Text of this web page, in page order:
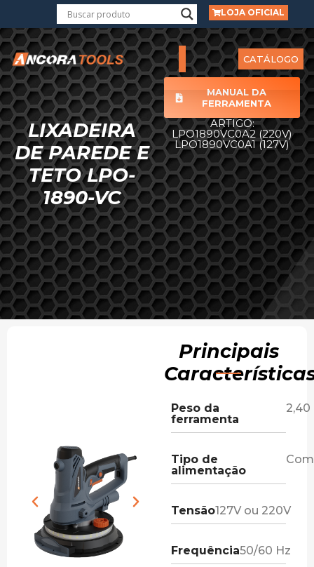
LOJA OFICIAL
CATÁLOGO
LIXADEIRA
DE PAREDE E
TETO LPO-
1890-VC
MANUAL DA
FERRAMENTA
ARTIGO:
LPO1890VC0A2 (220V)
LPO1890VC0A1 (127V)
Principais
Peso da
ferramenta
2,40
Tipo de
alimentação
Tensão127V ou 220V
Frequência50/60 Hz